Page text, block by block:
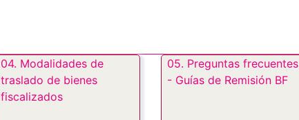
04. Modalidades de
traslado de bienes
fiscalizados
05. Preguntas frecuentes
- Guías de Remisión BF